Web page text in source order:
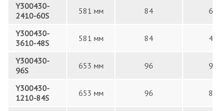
Y300430-
2410-60S
581 мм 84 60
Y300430-
3610-48S
581 мм 84 48
Y300430-
96S
653 мм 96 96
Y300430-
1210-84S
653 мм 96 84